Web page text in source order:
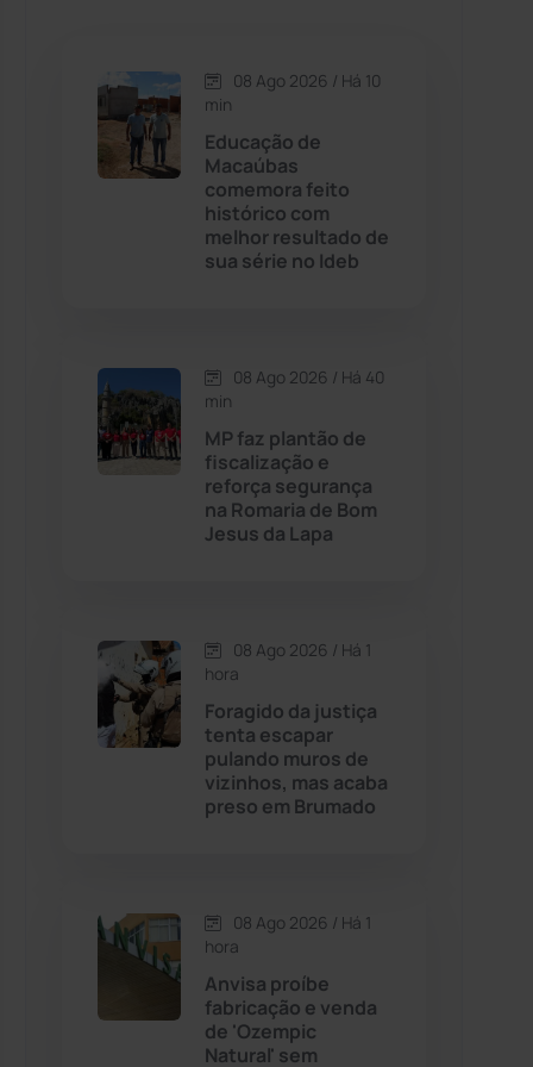
Caetité (1504)
Candiba
Cândido Sales
Caturama
Chapada Diamantina
Cordeiros
Dom Basílio
(1235)
Érico Cardoso
08 Ago 2026 / Há 10
min
Educação de
Macaúbas
comemora feito
histórico com
melhor resultado de
sua série no Ideb
08 Ago 2026 / Há 40
min
MP faz plantão de
fiscalização e
reforça segurança
na Romaria de Bom
Jesus da Lapa
08 Ago 2026 / Há 1
hora
Foragido da justiça
tenta escapar
pulando muros de
vizinhos, mas acaba
preso em Brumado
08 Ago 2026 / Há 1
hora
Anvisa proíbe
fabricação e venda
de 'Ozempic
Natural' sem